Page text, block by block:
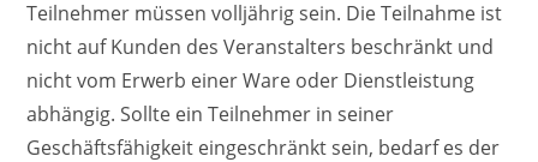
Teilnehmer müssen volljährig sein. Die Teilnahme ist
nicht auf Kunden des Veranstalters beschränkt und
nicht vom Erwerb einer Ware oder Dienstleistung
abhängig. Sollte ein Teilnehmer in seiner
Geschäftsfähigkeit eingeschränkt sein, bedarf es der